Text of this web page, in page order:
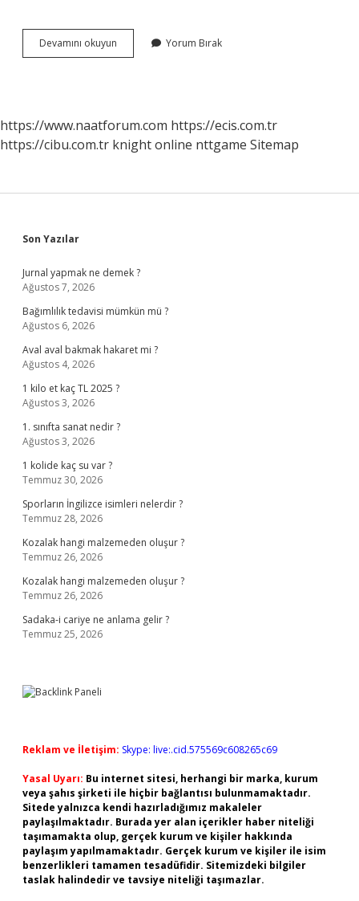
Devamını okuyun
Ye
Yorum Bırak
https://www.naatforum.com https://ecis.com.tr
https://cibu.com.tr knight online nttgame Sitemap
Sidebar
Son Yazılar
Jurnal yapmak ne demek ?
Ağustos 7, 2026
Bağımlılık tedavisi mümkün mü ?
Ağustos 6, 2026
Aval aval bakmak hakaret mi ?
Ağustos 4, 2026
1 kilo et kaç TL 2025 ?
Ağustos 3, 2026
1. sınıfta sanat nedir ?
Ağustos 3, 2026
1 kolide kaç su var ?
Temmuz 30, 2026
Sporların İngilizce isimleri nelerdir ?
Temmuz 28, 2026
Kozalak hangi malzemeden oluşur ?
Temmuz 26, 2026
Kozalak hangi malzemeden oluşur ?
Temmuz 26, 2026
Sadaka-i cariye ne anlama gelir ?
Temmuz 25, 2026
Reklam ve İletişim: Skype: live:.cid.575569c608265c69
Yasal Uyarı: Bu internet sitesi, herhangi bir marka, kurum
veya şahıs şirketi ile hiçbir bağlantısı bulunmamaktadır.
Sitede yalnızca kendi hazırladığımız makaleler
paylaşılmaktadır. Burada yer alan içerikler haber niteliği
taşımamakta olup, gerçek kurum ve kişiler hakkında
paylaşım yapılmamaktadır. Gerçek kurum ve kişiler ile isim
benzerlikleri tamamen tesadüfidir. Sitemizdeki bilgiler
taslak halindedir ve tavsiye niteliği taşımazlar.